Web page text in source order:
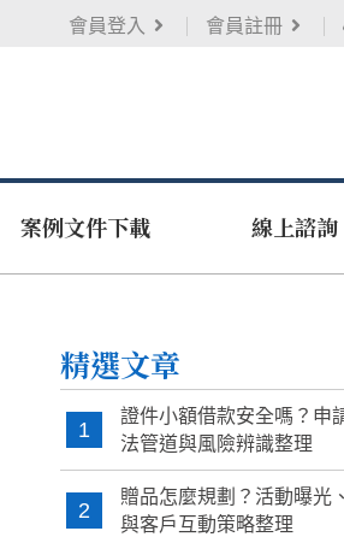
會員登入 會員註冊
案例文件下載 線上諮詢
精選文章
1
證件小額借款安全嗎？申
法管道與風險辨識整理
2
贈品怎麼規劃？活動曝光
與客戶互動策略整理